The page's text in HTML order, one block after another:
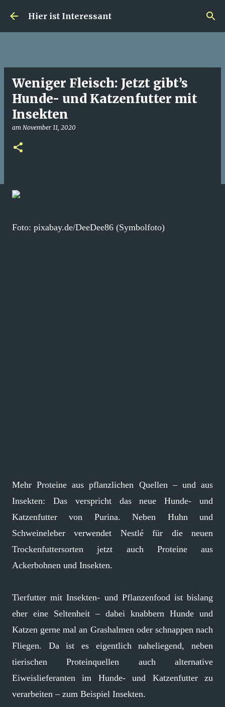
Direkt zum Hauptbereich
Hier ist Interessant
Weniger Fleisch: Jetzt gibt’s
Hunde- und Katzenfutter mit
Insekten
am November 11, 2020
Foto: pixabay.de/DeeDee86 (Symbolfoto)
Mehr Proteine aus pflanzlichen Quellen – und aus
Insekten: Das verspricht das neue Hunde- und
Katzenfutter von Purina. Neben Huhn und
Schweineleber verwendet Nestlé für die neuen
Trockenfuttersorten jetzt auch Proteine aus
Ackerbohnen und Insekten.
Tierfutter mit Insekten- und Pflanzenfood ist bislang
eher eine Seltenheit – dabei knabbern Hunde und
Katzen gerne mal an Grashalmen oder schnappen nach
Fliegen. Da ist es eigentlich naheliegend, neben
tierischen Proteinquellen auch alternative
Eiweislieferanten im Hunde- und Katzenfutter zu
verarbeiten – zum Beispiel Insekten.